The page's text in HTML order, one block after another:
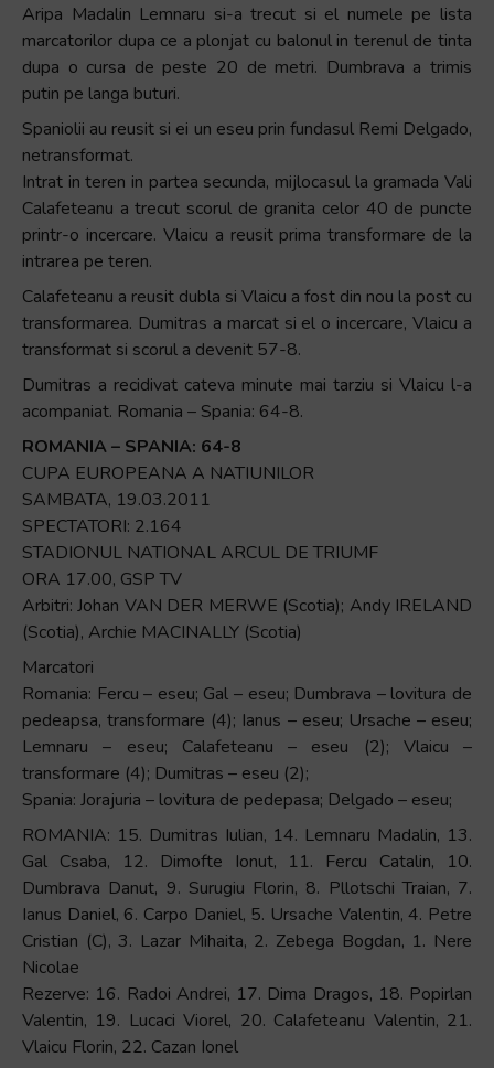
Aripa Madalin Lemnaru si-a trecut si el numele pe lista
marcatorilor dupa ce a plonjat cu balonul in terenul de tinta
dupa o cursa de peste 20 de metri. Dumbrava a trimis
putin pe langa buturi.
Spaniolii au reusit si ei un eseu prin fundasul Remi Delgado,
netransformat.
Intrat in teren in partea secunda, mijlocasul la gramada Vali
Calafeteanu a trecut scorul de granita celor 40 de puncte
printr-o incercare. Vlaicu a reusit prima transformare de la
intrarea pe teren.
Calafeteanu a reusit dubla si Vlaicu a fost din nou la post cu
transformarea. Dumitras a marcat si el o incercare, Vlaicu a
transformat si scorul a devenit 57-8.
Dumitras a recidivat cateva minute mai tarziu si Vlaicu l-a
acompaniat. Romania – Spania: 64-8.
ROMANIA – SPANIA: 64-8
CUPA EUROPEANA A NATIUNILOR
SAMBATA, 19.03.2011
SPECTATORI: 2.164
STADIONUL NATIONAL ARCUL DE TRIUMF
ORA 17.00, GSP TV
Arbitri: Johan VAN DER MERWE (Scotia); Andy IRELAND
(Scotia), Archie MACINALLY (Scotia)
Marcatori
Romania: Fercu – eseu; Gal – eseu; Dumbrava – lovitura de
pedeapsa, transformare (4); Ianus – eseu; Ursache – eseu;
Lemnaru – eseu; Calafeteanu – eseu (2); Vlaicu –
transformare (4); Dumitras – eseu (2);
Spania: Jorajuria – lovitura de pedepasa; Delgado – eseu;
ROMANIA: 15. Dumitras Iulian, 14. Lemnaru Madalin, 13.
Gal Csaba, 12. Dimofte Ionut, 11. Fercu Catalin, 10.
Dumbrava Danut, 9. Surugiu Florin, 8. Pllotschi Traian, 7.
Ianus Daniel, 6. Carpo Daniel, 5. Ursache Valentin, 4. Petre
Cristian (C), 3. Lazar Mihaita, 2. Zebega Bogdan, 1. Nere
Nicolae
Rezerve: 16. Radoi Andrei, 17. Dima Dragos, 18. Popirlan
Valentin, 19. Lucaci Viorel, 20. Calafeteanu Valentin, 21.
Vlaicu Florin, 22. Cazan Ionel